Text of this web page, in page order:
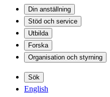
Din anställning
Stöd och service
Utbilda
Forska
Organisation och styrning
Sök
English